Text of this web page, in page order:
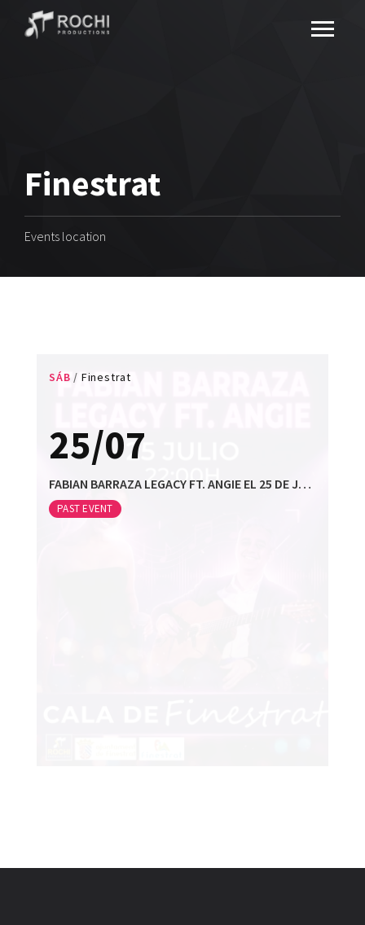
Finestrat
Events location
SÁB Finestrat
25/07
FABIAN BARRAZA LEGACY FT. ANGIE EL 25 DE JULIO EN FINESTRAT
PAST EVENT